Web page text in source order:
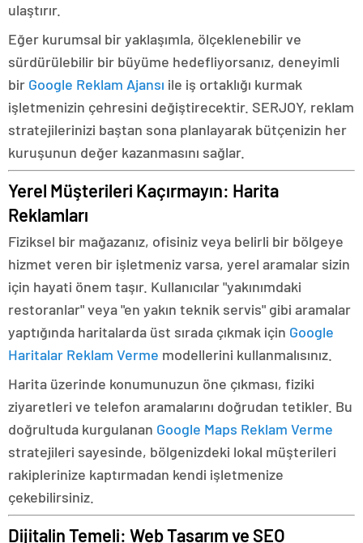
ulaştırır.
Eğer kurumsal bir yaklaşımla, ölçeklenebilir ve
sürdürülebilir bir büyüme hedefliyorsanız, deneyimli
bir Google Reklam Ajansı ile iş ortaklığı kurmak
işletmenizin çehresini değiştirecektir. SERJOY, reklam
stratejilerinizi baştan sona planlayarak bütçenizin her
kuruşunun değer kazanmasını sağlar.
Yerel Müşterileri Kaçırmayın: Harita
Reklamları
Fiziksel bir mağazanız, ofisiniz veya belirli bir bölgeye
hizmet veren bir işletmeniz varsa, yerel aramalar sizin
için hayati önem taşır. Kullanıcılar "yakınımdaki
restoranlar" veya "en yakın teknik servis" gibi aramalar
yaptığında haritalarda üst sırada çıkmak için Google
Haritalar Reklam Verme modellerini kullanmalısınız.
Harita üzerinde konumunuzun öne çıkması, fiziki
ziyaretleri ve telefon aramalarını doğrudan tetikler. Bu
doğrultuda kurgulanan Google Maps Reklam Verme
stratejileri sayesinde, bölgenizdeki lokal müşterileri
rakiplerinize kaptırmadan kendi işletmenize
çekebilirsiniz.
Dijitalin Temeli: Web Tasarım ve SEO